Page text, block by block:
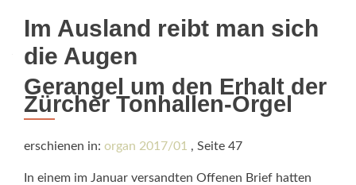
Im Ausland reibt man sich
die Augen
Gerangel um den Erhalt der
Zürcher Tonhallen-Orgel
erschienen in: organ 2017/01 , Seite 47
In einem im Januar versandten Offenen Brief hatten